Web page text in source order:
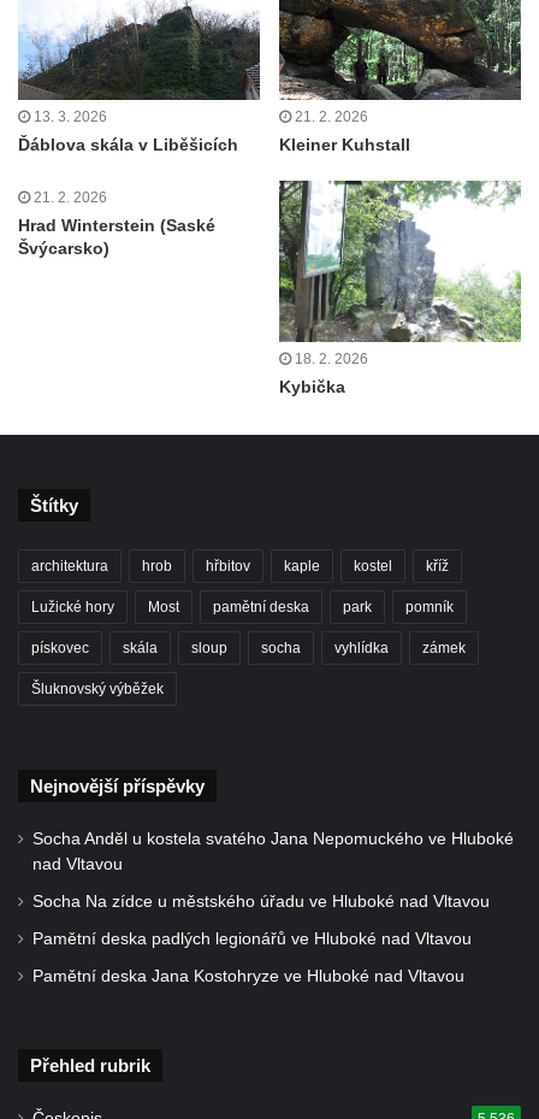
13. 3. 2026
Ďáblova skála v Liběšicích
21. 2. 2026
Kleiner Kuhstall
21. 2. 2026
Hrad Winterstein (Saské
Švýcarsko)
18. 2. 2026
Kybička
Štítky
architektura hrob hřbitov kaple kostel kříž
Lužické hory Most pamětní deska park pomník
pískovec skála sloup socha vyhlídka zámek
Šluknovský výběžek
Nejnovější příspěvky
Socha Anděl u kostela svatého Jana Nepomuckého ve Hluboké
nad Vltavou
Socha Na zídce u městského úřadu ve Hluboké nad Vltavou
Pamětní deska padlých legionářů ve Hluboké nad Vltavou
Pamětní deska Jana Kostohryze ve Hluboké nad Vltavou
Přehled rubrik